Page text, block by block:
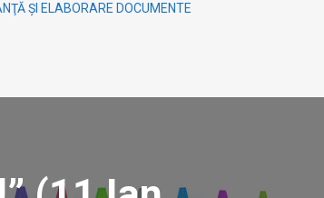
ȘI ELABORARE DOCUMENTE